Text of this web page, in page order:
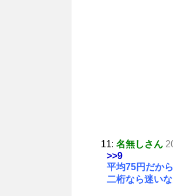
11: 名無しさん
>>9
平均75円だか
二桁なら迷い